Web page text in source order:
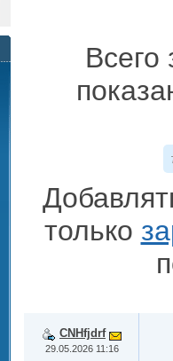
Всего
только
CNHfjdrf
29.05.2026 11:16